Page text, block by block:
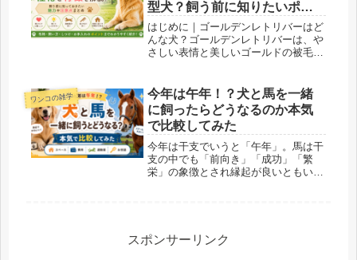
型犬？飼う前に知りたいポイ
ント
はじめに｜ゴールデンレトリバーはど
んな犬？ゴールデンレトリバーは、や
さしい表情と美しいゴールドの被毛が
好きな犬種として知られています。テ
レビや映画、SNSなどでも見かける
こ...
ワンコの雑学
今年は午年！？犬と馬を一緒
に飼ったらどうなるのか本気
で比較してみた
今年は干支でいうと「午年」。馬は干
支の中でも「前向き」「成功」「繁
栄」の象徴とされ縁起が良いともいわ
と、ふ...
スポンサーリンク